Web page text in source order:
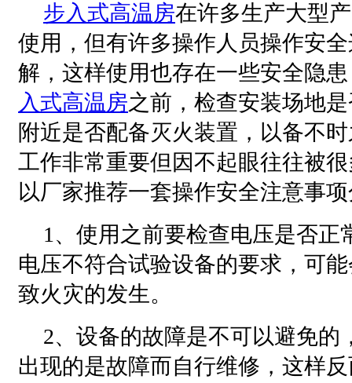
步入式高温房在许多生产大型
使用，但有许多操作人员操作安
解，这样使用也存在一些安全隐
入式高温房之前，检查安装场地
附近是否配备灭火装置，以备不
工作非常重要但因不起眼往往被
以厂家推荐一套操作安全注意事
1、使用之前要检查电压是否正
电压不符合试验设备的要求，可
致火灾的发生。
2、设备的故障是不可以避免的
出现的是故障而自行维修，这样